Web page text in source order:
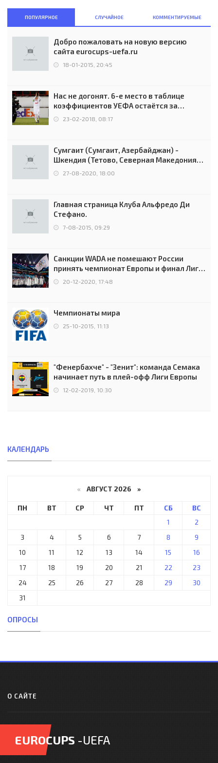
ПОПУЛЯРНОЕ СЛУЧАЙНОЕ КОММЕНТИРУЕМЫЕ
Добро пожаловать на новую версию
сайта eurocups-uefa.ru
18-01-2015, 20:45
Нас не догонят. 6-е место в таблице
коэффициентов УЕФА остаётся за
Россией
23-02-2018, 08:17
Сумгаит (Сумгаит, Азербайджан) -
Шкендия (Тетово, Северная Македония) -
0:2 (0:0)
27-08-2020, 18:00
Главная страница Клуба Альфредо Ди
Стефано.
7-08-2015, 09:29
Санкции WADA не помешают России
принять чемпионат Европы и финал Лиги
чемпионов.
20-12-2020, 17:48
Чемпионаты мира
25-10-2015, 11:13
"Фенербахче" - "Зенит": команда Семака
начинает путь в плей-офф Лиги Европы
12-02-2019, 10:30
КАЛЕНДАРЬ
« АВГУСТ 2026 »
ПН ВТ СР ЧТ ПТ СБ
ВС
1
2
3
4 5 6 7 8
9
10
11 12 13 14 15
16
17
18 19 20 21 22
23
24
25 26 27 28 29
30
31
ОПРОСЫ
О САЙТЕ
EUROCUPS -UEFA